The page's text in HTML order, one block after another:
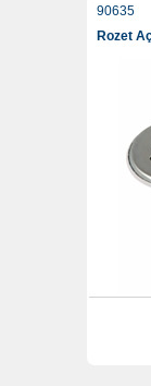
90635
Rozet